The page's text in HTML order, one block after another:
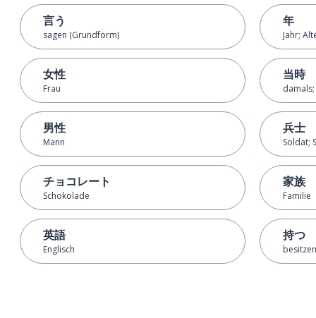
言う
sagen (Grundform)
女性
Frau
男性
Mann
チョコレート
Schokolade
英語
Englisch
年
Jahr;
当時
兵士
Soldat;
家族
Familie
持つ